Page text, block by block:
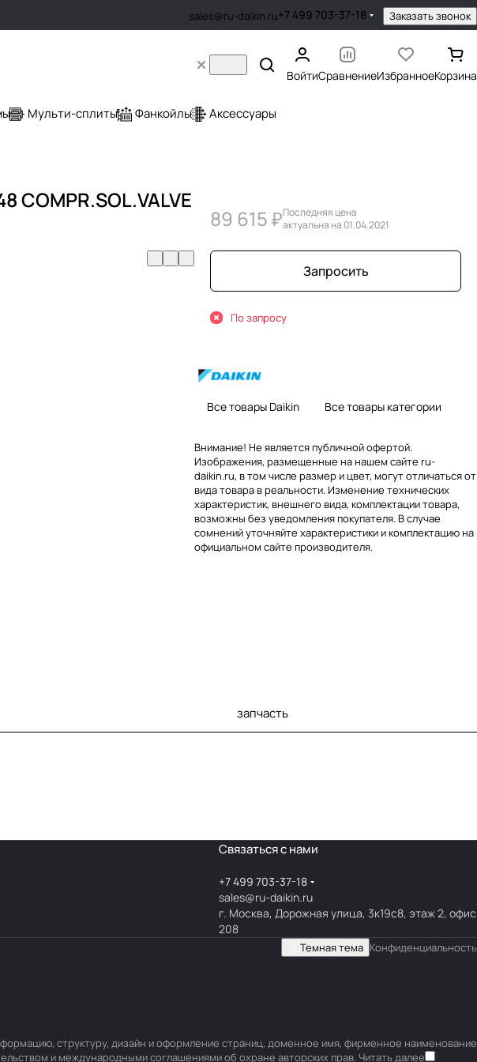
sales@ru-daikin.ru+7 499 703-37-18 Заказать звонок
ВойтиСравнениеИзбранноеКорзина
Мульти-сплиты Фанкойлы Аксессуары
COMPR.SOL.VALVE
89 615 ₽Последняя цена
актуальна на 01.04.2021
Запросить
По запросу
Все товары Daikin Все товары категории
Внимание! Не является публичной офертой.
Изображения, размещенные на нашем сайте ru-
daikin.ru, в том числе размер и цвет, могут отличаться от
вида товара в реальности. Изменение технических
характеристик, внешнего вида, комплектации товара,
возможны без уведомления покупателя. В случае
сомнений уточняйте характеристики и комплектацию на
официальном сайте производителя.
запчасть
Связаться с нами
+7 499 703-37-18
sales@ru-daikin.ru
г. Москва, Дорожная улица, 3к19с8, этаж 2, офис
208
Темная тема Конфиденциальность
структуру, дизайн и оформление страниц, доменное имя, фирменное наименование
и международными соглашениями об охране авторских прав. Читать далее